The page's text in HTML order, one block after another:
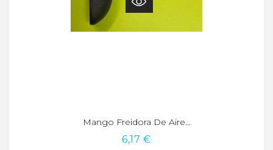
Mango Freidora De Aire...
6,17 €